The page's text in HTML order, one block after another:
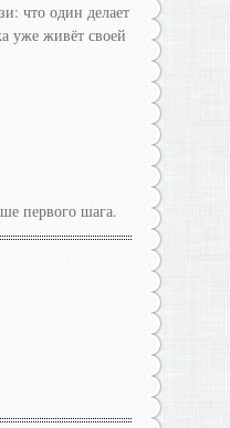
что один делает
уже живёт своей
первого шага.